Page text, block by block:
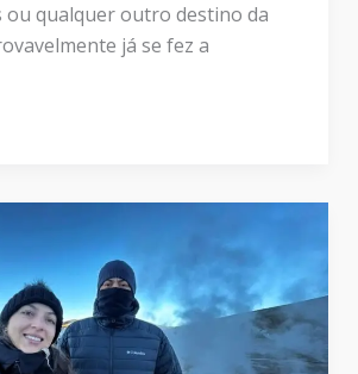
ou qualquer outro destino da
já se fez a